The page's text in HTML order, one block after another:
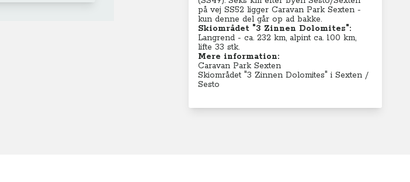
på vej SS52 ligger Caravan Park Sexten -
kun denne del går op ad bakke.
Skiområdet "3 Zinnen Dolomites":
Langrend - ca. 232 km, alpint ca. 100 km,
lifte 33 stk.
Mere information:
Caravan Park Sexten
Skiområdet "3 Zinnen Dolomites" i Sexten /
Sesto